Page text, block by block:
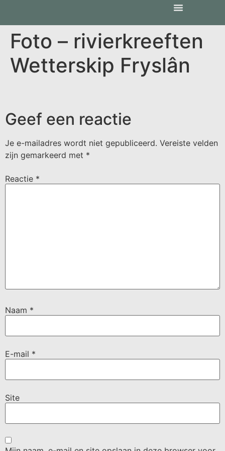
Foto – rivierkreeften
Wetterskip Fryslân
Geef een reactie
Je e-mailadres wordt niet gepubliceerd. Vereiste velden
zijn gemarkeerd met *
Reactie *
Naam *
E-mail *
Site